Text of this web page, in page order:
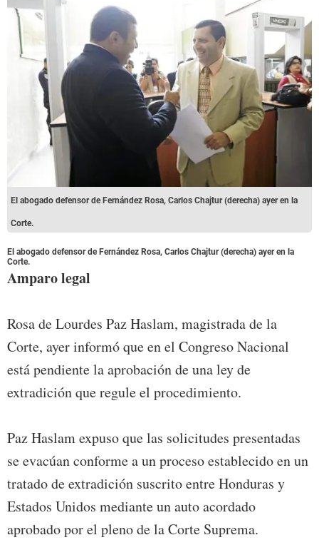
El abogado defensor de Fernández Rosa, Carlos Chajtur (derecha) ayer en la
Corte.
El abogado defensor de Fernández Rosa, Carlos Chajtur (derecha) ayer en la
Corte.
Amparo legal
Rosa de Lourdes Paz Haslam, magistrada de la
Corte, ayer informó que en el Congreso Nacional
está pendiente la aprobación de una ley de
extradición que regule el procedimiento.
Paz Haslam expuso que las solicitudes presentadas
se evacúan conforme a un proceso establecido en un
tratado de extradición suscrito entre Honduras y
Estados Unidos mediante un auto acordado
aprobado por el pleno de la Corte Suprema.